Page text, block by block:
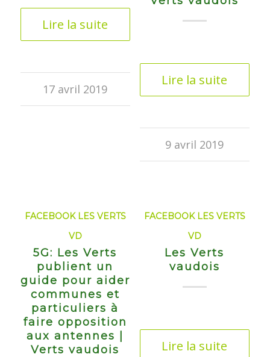
Lire la suite
17 avril 2019
Lire la suite
9 avril 2019
FACEBOOK LES VERTS
VD
5G: Les Verts
publient un
guide pour aider
communes et
particuliers à
faire opposition
aux antennes |
Verts vaudois
FACEBOOK LES VERTS
VD
Les Verts
vaudois
Lire la suite